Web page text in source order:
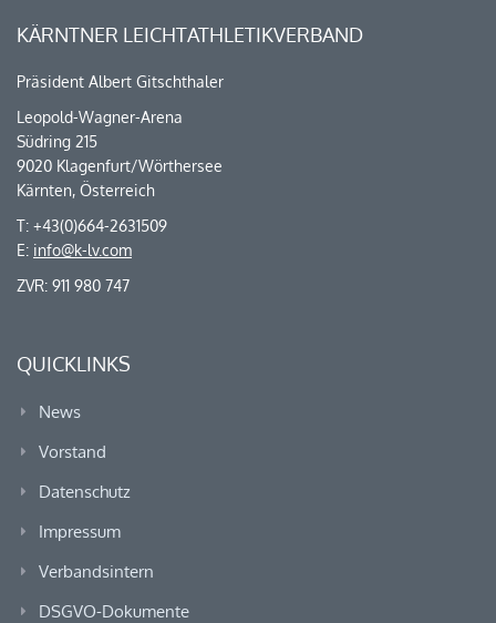
KÄRNTNER LEICHTATHLETIKVERBAND
Präsident Albert Gitschthaler
Leopold-Wagner-Arena
Südring 215
9020 Klagenfurt/Wörthersee
Kärnten, Österreich
T: +43(0)664-2631509
E: info@k-lv.com
ZVR: 911 980 747
QUICKLINKS
News
Vorstand
Datenschutz
Impressum
Verbandsintern
DSGVO-Dokumente